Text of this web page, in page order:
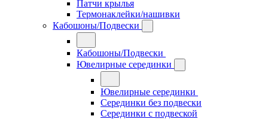
Патчи крылья
Термонаклейки/нашивки
Кабошоны/Подвески
Кабошоны/Подвески
Ювелирные серединки
Ювелирные серединки
Серединки без подвески
Серединки с подвеской